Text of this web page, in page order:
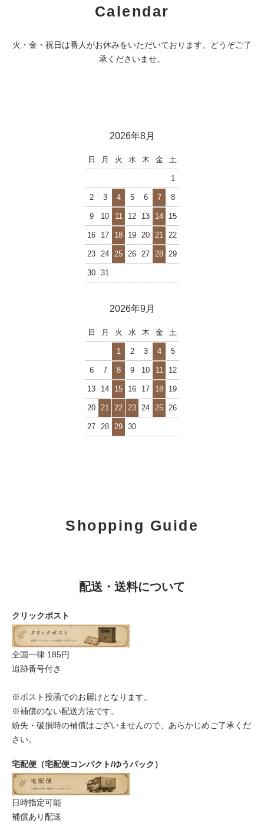
Calendar
火・金・祝日は番人がお休みをいただいております。どうぞご了
承くださいませ。
2026年8月
日 月 火 水 木 金 土
1
2 3 4 5 6 7 8
9 10 11 12 13 14 15
16 17 18 19 20 21 22
23 24 25 26 27 28 29
30 31
2026年9月
日 月 火 水 木 金 土
1 2 3 4 5
6 7 8 9 10 11 12
13 14 15 16 17 18 19
20 21 22 23 24 25 26
27 28 29 30
Shopping Guide
配送・送料について
クリックポスト
全国一律 185円
追跡番号付き
※ポスト投函でのお届けとなります。
※補償のない配送方法です。
紛失・破損時の補償はございませんので、あらかじめご了承くだ
さい。
宅配便（宅配便コンパクト/ゆうパック）
日時指定可能
補償あり配送